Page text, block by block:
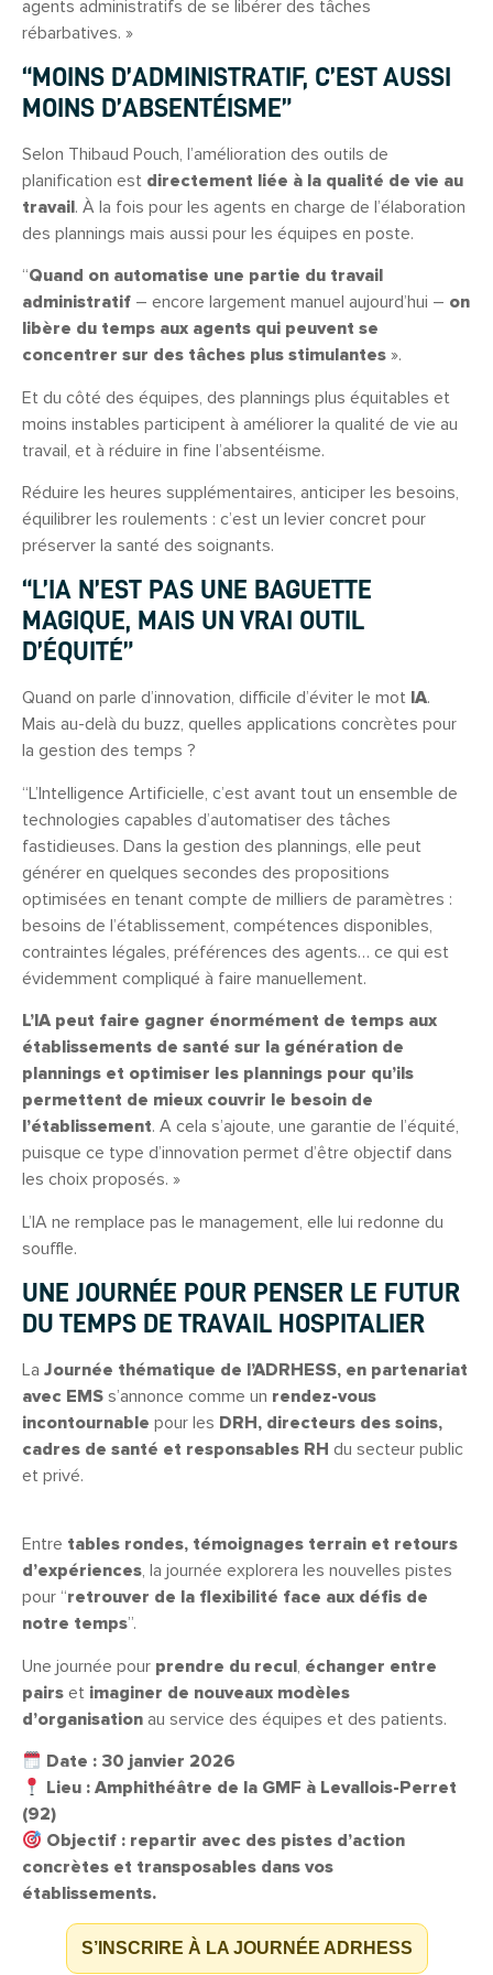
agents administratifs de se libérer des tâches
rébarbatives. »
“MOINS D’ADMINISTRATIF, C’EST AUSSI
MOINS D’ABSENTÉISME”
Selon Thibaud Pouch, l’amélioration des outils de
planification est directement liée à la qualité de vie au
travail. À la fois pour les agents en charge de l’élaboration
des plannings mais aussi pour les équipes en poste.
“Quand on automatise une partie du travail
administratif – encore largement manuel aujourd’hui – on
libère du temps aux agents qui peuvent se
concentrer sur des tâches plus stimulantes ».
Et du côté des équipes, des plannings plus équitables et
moins instables participent à améliorer la qualité de vie au
travail, et à réduire in fine l’absentéisme.
Réduire les heures supplémentaires, anticiper les besoins,
équilibrer les roulements : c’est un levier concret pour
préserver la santé des soignants.
“L’IA N’EST PAS UNE BAGUETTE
MAGIQUE, MAIS UN VRAI OUTIL
D’ÉQUITÉ”
Quand on parle d’innovation, difficile d’éviter le mot IA.
Mais au-delà du buzz, quelles applications concrètes pour
la gestion des temps ?
“L’Intelligence Artificielle, c’est avant tout un ensemble de
technologies capables d’automatiser des tâches
fastidieuses. Dans la gestion des plannings, elle peut
générer en quelques secondes des propositions
optimisées en tenant compte de milliers de paramètres :
besoins de l’établissement, compétences disponibles,
contraintes légales, préférences des agents… ce qui est
évidemment compliqué à faire manuellement.
L’IA peut faire gagner énormément de temps aux
établissements de santé sur la génération de
plannings et optimiser les plannings pour qu’ils
permettent de mieux couvrir le besoin de
l’établissement. A cela s’ajoute, une garantie de l’équité,
puisque ce type d’innovation permet d’être objectif dans
les choix proposés. »
L’IA ne remplace pas le management, elle lui redonne du
souffle.
UNE JOURNÉE POUR PENSER LE FUTUR
DU TEMPS DE TRAVAIL HOSPITALIER
La Journée thématique de l’ADRHESS, en partenariat
avec EMS s’annonce comme un rendez-vous
incontournable pour les DRH, directeurs des soins,
cadres de santé et responsables RH du secteur public
et privé.
Entre tables rondes, témoignages terrain et retours
d’expériences, la journée explorera les nouvelles pistes
pour “retrouver de la flexibilité face aux défis de
notre temps”.
Une journée pour prendre du recul, échanger entre
pairs et imaginer de nouveaux modèles
d’organisation au service des équipes et des patients.
Date : 30 janvier 2026
Lieu : Amphithéâtre de la GMF à Levallois-Perret
(92)
Objectif : repartir avec des pistes d’action
concrètes et transposables dans vos
établissements.
S’INSCRIRE À LA JOURNÉE ADRHESS